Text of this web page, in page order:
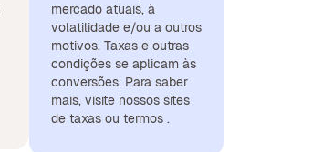
mercado atuais, à
volatilidade e/ou a outros
motivos. Taxas e outras
condições se aplicam às
conversões. Para saber
mais, visite nossos sites
de taxas ou termos .